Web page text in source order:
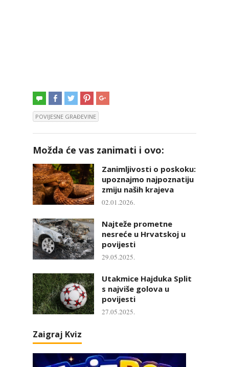
POVIJESNE GRAĐEVINE
Možda će vas zanimati i ovo:
Zanimljivosti o poskoku:
upoznajmo najpoznatiju
zmiju naših krajeva
02.01.2026.
Najteže prometne
nesreće u Hrvatskoj u
povijesti
29.05.2025.
Utakmice Hajduka Split
s najviše golova u
povijesti
27.05.2025.
Zaigraj Kviz